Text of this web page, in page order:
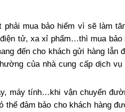
mua bảo hiểm vì sẽ làm
tử, xa xỉ phẩm…thì mua bảo
đến cho khách gửi hàng lẫn
của nhà cung cấp dịch
máy tính…khi vận chuyển
đảm bảo cho khách hàng